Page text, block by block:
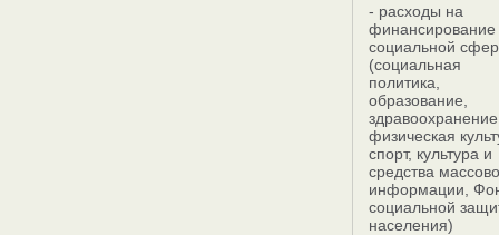
- расходы на
финансирование
социальной
(социальная
политика,
образование,
физическая
спорт, культура и
средства
информации,
социальной
населения)